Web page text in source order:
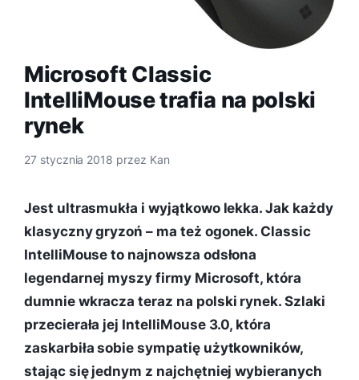
Microsoft Classic
IntelliMouse trafia na polski
rynek
27 stycznia 2018 przez Kan
Jest ultrasmukła i wyjątkowo lekka. Jak każdy
klasyczny gryzoń – ma też ogonek. Classic
IntelliMouse to najnowsza odsłona
legendarnej myszy firmy Microsoft, która
dumnie wkracza teraz na polski rynek. Szlaki
przecierała jej IntelliMouse 3.0, która
zaskarbiła sobie sympatię użytkowników,
stając się jednym z najchętniej wybieranych